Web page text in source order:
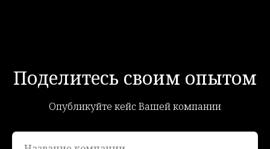
Поделитесь своим опытом
Опубликуйте кейс Вашей компании